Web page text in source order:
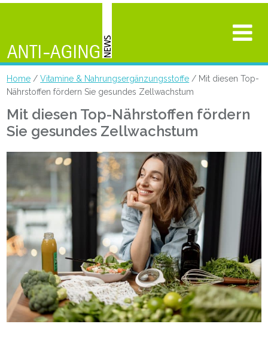
Home /Vitamine & Nahrungsergänzungsstoffe / Mit diesen Top-
Nährstoffen fördern Sie gesundes Zellwachstum
Mit diesen Top-Nährstoffen fördern
Sie gesundes Zellwachstum